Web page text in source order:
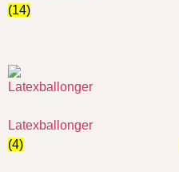
(14)
Latexballonger
(4)